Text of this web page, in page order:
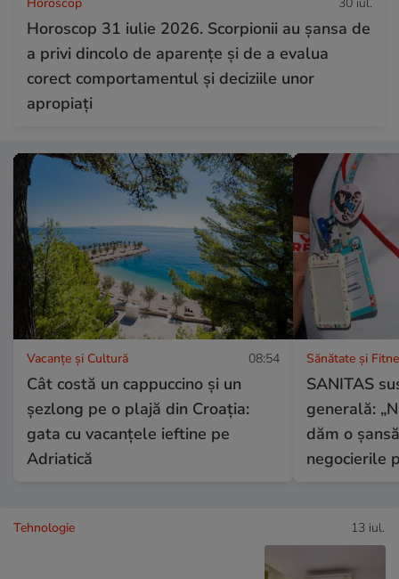
Horoscop 31 iulie 2026. Scorpionii au șansa de
a privi dincolo de aparențe și de a evalua
corect comportamentul și deciziile unor
apropiați
Vacanțe și Cultură 08:54
Cât costă un cappuccino și un
șezlong pe o plajă din Croația:
gata cu vacanțele ieftine pe
Adriatică
Sănătate și
SANITAS
generală:
dăm o
negocierile
Tehnologie 13 iul.